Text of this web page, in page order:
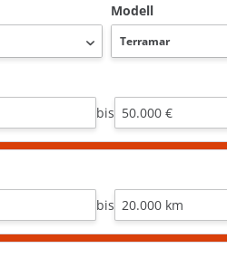
Modell
bis
bis